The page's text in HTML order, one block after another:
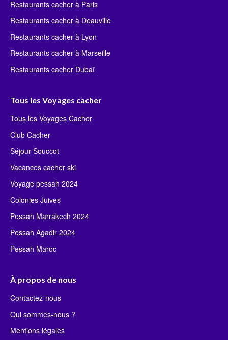
Restaurants cacher à Paris
Restaurants cacher à Deauville
Restaurants cacher à Lyon
Restaurants cacher à Marseille
Restaurants cacher Dubaï
Tous les Voyages cacher
Tous les Voyages Cacher
Club Cacher
Séjour Souccot
Vacances cacher ski
Voyage pessah 2024
Colonies Juives
Pessah Marrakech 2024
Pessah Agadir 2024
Pessah Maroc
À propos de nous
Contactez-nous
Qui sommes-nous ?
Mentions légales